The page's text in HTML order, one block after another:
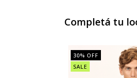
Completá tu
30% OFF
SALE